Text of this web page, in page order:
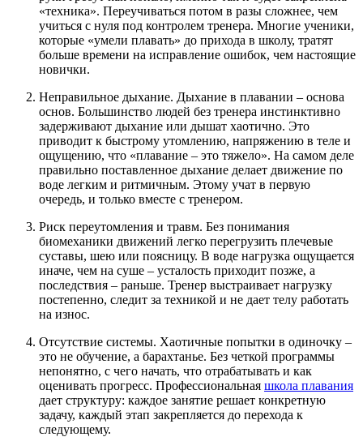
«техника». Переучиваться потом в разы сложнее, чем
учиться с нуля под контролем тренера. Многие ученики,
которые «умели плавать» до прихода в школу, тратят
больше времени на исправление ошибок, чем настоящие
новички.
Неправильное дыхание. Дыхание в плавании – основа
основ. Большинство людей без тренера инстинктивно
задерживают дыхание или дышат хаотично. Это
приводит к быстрому утомлению, напряжению в теле и
ощущению, что «плавание – это тяжело». На самом деле
правильно поставленное дыхание делает движение по
воде легким и ритмичным. Этому учат в первую
очередь, и только вместе с тренером.
Риск переутомления и травм. Без понимания
биомеханики движений легко перегрузить плечевые
суставы, шею или поясницу. В воде нагрузка ощущается
иначе, чем на суше – усталость приходит позже, а
последствия – раньше. Тренер выстраивает нагрузку
постепенно, следит за техникой и не дает телу работать
на износ.
Отсутствие системы. Хаотичные попытки в одиночку –
это не обучение, а барахтанье. Без четкой программы
непонятно, с чего начать, что отрабатывать и как
оценивать прогресс. Профессиональная школа плавания
дает структуру: каждое занятие решает конкретную
задачу, каждый этап закрепляется до перехода к
следующему.